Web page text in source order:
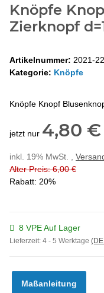
Knöpfe
Zierknopf
Artikelnummer: 2021-
Kategorie: Knöpfe
Knöpfe Knopf
jetzt nur 4,80 €
inkl. 19% MwSt. ,
Alter Preis: 6,00 €
Rabatt: 20%
8 VPE Auf Lager
Lieferzeit: 4 - 5 Werktage
Maßanleitung